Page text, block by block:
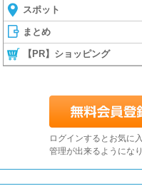
スポット
まとめ
【PR】ショッピング
ログインするとお気に
管理が出来るようにな